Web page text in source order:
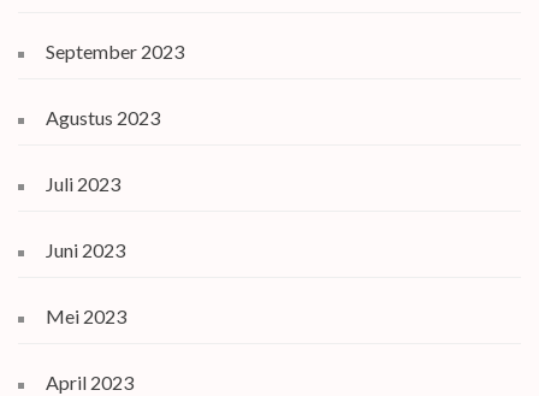
September 2023
Agustus 2023
Juli 2023
Juni 2023
Mei 2023
April 2023